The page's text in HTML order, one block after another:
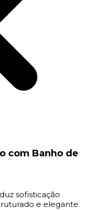
com Banho de
sofisticação
e elegante.